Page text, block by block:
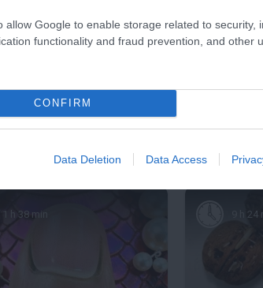
allow Google to enable storage related to security,
functionality and fraud prevention, and other
CONFIRM
Data Deletion Data Access
a szeretet és gondoskodás révén
1 h 38 min 9 h 24